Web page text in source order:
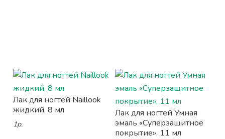
Лак для ногтей Naillook
жидкий, 8 мл
1р.
Лак для ногтей Умная
эмаль «Суперзащитное
покрытие», 11 мл